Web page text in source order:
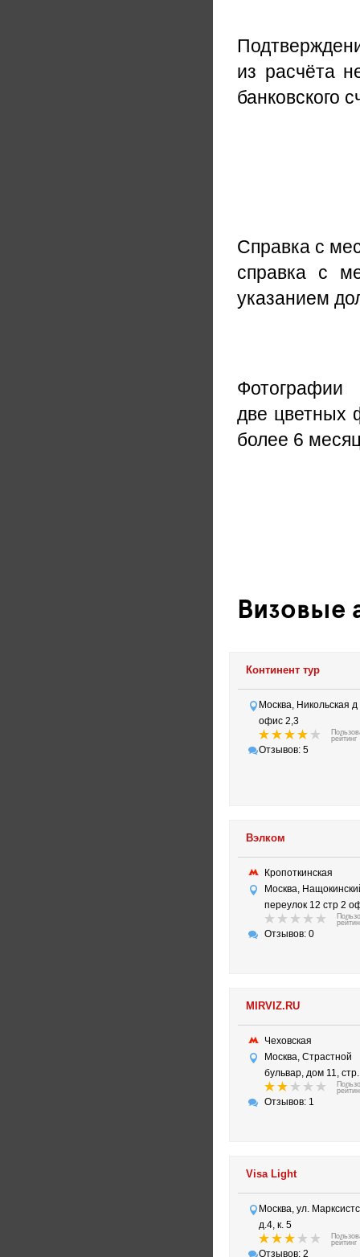
из расчёта
банковского
Справка с
справка с
указанием
Фотографии
две цветных
более 6
Визовые
Континент тур
Москва, Никольская д
офис 2,3
рейтинг
Отзывов: 5
Вэлком
Кропоткинская
Москва,
переулок 12 стр 2
Отзывов: 0
MIRVIZ.RU
Чеховская
Москва, Страстной
бульвар, дом 11,
Отзывов: 1
Visa Light
Москва, ул.
д.4, к. 5
рейтинг
Отзывов: 2